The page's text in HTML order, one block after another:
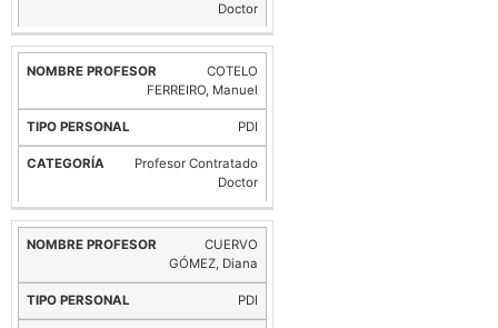
Doctor
COTELO
FERREIRO, Manuel
PDI
Profesor Contratado
Doctor
CUERVO
GÓMEZ, Diana
PDI